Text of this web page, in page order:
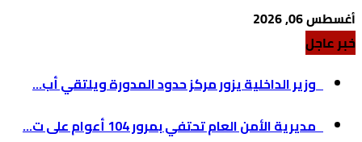
أغسطس 06, 2026
خبر عاجل
وزير الداخلية يزور مركز حدود المدورة ويلتقي أب...
مديرية الأمن العام تحتفي بمرور 104 أعوام على ت...